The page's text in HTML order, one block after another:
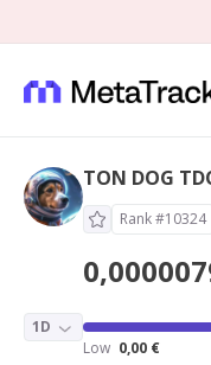
TON DOG
Rank #10324
1D
Low 0,00 €